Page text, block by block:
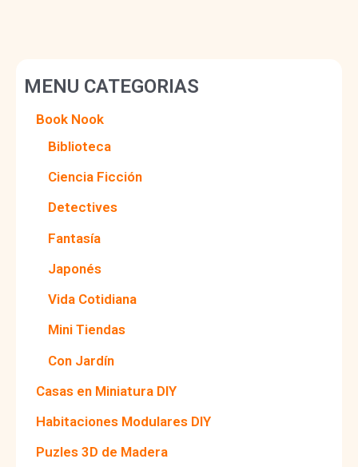
MENU CATEGORIAS
Book Nook
Biblioteca
Ciencia Ficción
Detectives
Fantasía
Japonés
Vida Cotidiana
Mini Tiendas
Con Jardín
Casas en Miniatura DIY
Habitaciones Modulares DIY
Puzles 3D de Madera